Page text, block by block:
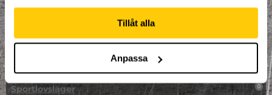
Tillåt alla
Anpassa
Påsklovsläger 0
Skateboard 0
Sportlovsläger 0